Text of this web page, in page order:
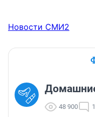
Новости СМИ2
48 900